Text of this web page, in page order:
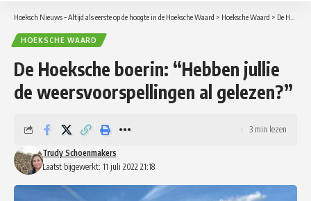
Hoeksch Nieuws – Altijd als eerste op de hoogte in de Hoeksche Waard > Hoeksche Waard > De Hoeksche boerin: “Hebben jullie de weersvoorspellingen al gelezen?”
HOEKSCHE WAARD
De Hoeksche boerin: “Hebben jullie
de weersvoorspellingen al gelezen?”
Laatst bijgewerkt: 11 juli 2022 21:18
Trudy Schoenmakers
3 min lezen